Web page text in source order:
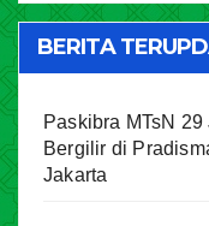
BERITA
Paskibra MTsN
Bergilir di
Jakarta